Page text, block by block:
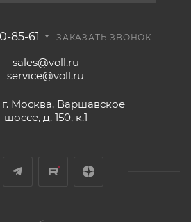
85-61 ЗАКАЗАТЬ ЗВОНОК
sales@voll.ru
service@voll.ru
г. Москва, Варшавское
шоссе, д. 150, к.1